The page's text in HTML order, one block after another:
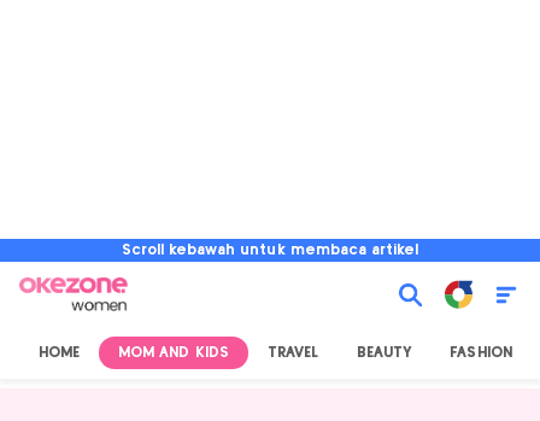
Scroll kebawah untuk membaca artikel
HOME MOM AND KIDS TRAVEL BEAUTY FASHION